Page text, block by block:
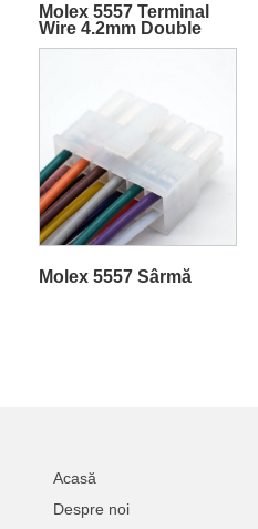
Molex 5557 Terminal
Wire 4.2mm Double
Row Molex Wire
Molex 5557 Sârmă
Acasă
Despre noi